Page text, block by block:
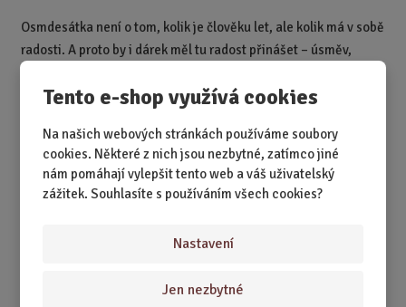
Tento e-shop využívá cookies
Na našich webových stránkách používáme soubory
cookies. Některé z nich jsou nezbytné, zatímco jiné
nám pomáhají vylepšit tento web a váš uživatelský
zážitek. Souhlasíte s používáním všech cookies?
Nastavení
Jen nezbytné
Osmdesátka není o tom, kolik je člověku let, ale kolik má v sobě
radosti. A proto by i dárek měl tu radost přinášet – úsměv,
teplo, pohodu a vědomí, že ji máte rádi.
černoška:„V osmdesáti už se neřeší vrásky, ale to, kdo dolije
DÁRKY
DÁRKY K PŘÍLEŽITOSTEM
DÁRKY PODLE ZÁJMŮ